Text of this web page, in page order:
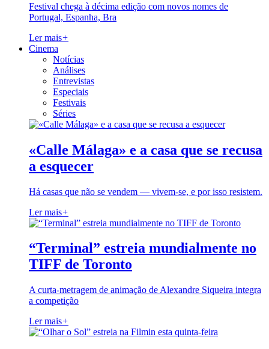
Festival chega à décima edição com novos nomes de
Portugal, Espanha, Bra
Ler mais+
Cinema
Notícias
Análises
Entrevistas
Especiais
Festivais
Séries
«Calle Málaga» e a casa que se recusa
a esquecer
Há casas que não se vendem — vivem-se, e por isso resistem.
Ler mais+
“Terminal” estreia mundialmente no
TIFF de Toronto
A curta-metragem de animação de Alexandre Siqueira integra
a competição
Ler mais+